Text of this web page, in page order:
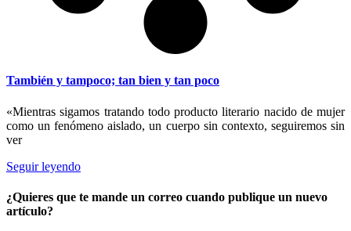
También y tampoco; tan bien y tan poco
«Mientras sigamos tratando todo producto literario nacido de mujer
como un fenómeno aislado, un cuerpo sin contexto, seguiremos sin
ver
Seguir leyendo
¿Quieres que te mande un correo cuando publique un nuevo
artículo?